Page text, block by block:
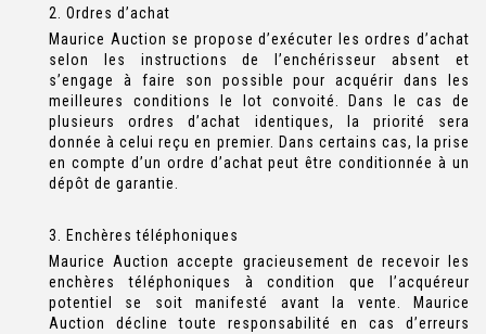
2. Ordres d’achat
Maurice Auction se propose d’exécuter les ordres d’achat
selon les instructions de l’enchérisseur absent et
s’engage à faire son possible pour acquérir dans les
meilleures conditions le lot convoité. Dans le cas de
plusieurs ordres d’achat identiques, la priorité sera
donnée à celui reçu en premier. Dans certains cas, la prise
en compte d’un ordre d’achat peut être conditionnée à un
dépôt de garantie.
3. Enchères téléphoniques
Maurice Auction accepte gracieusement de recevoir les
enchères téléphoniques à condition que l’acquéreur
potentiel se soit manifesté avant la vente. Maurice
Auction décline toute responsabilité en cas d’erreurs